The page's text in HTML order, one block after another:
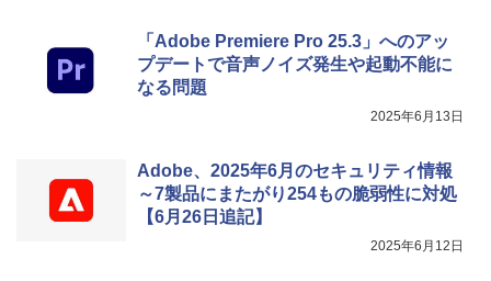
「Adobe Premiere Pro 25.3」へのアッ
プデートで音声ノイズ発生や起動不能に
なる問題
2025年6月13日
Adobe、2025年6月のセキュリティ情報
～7製品にまたがり254もの脆弱性に対処
【6月26日追記】
2025年6月12日